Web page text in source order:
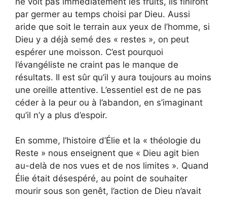
par germer au temps choisi par Dieu. Aussi
aride que soit le terrain aux yeux de l’homme, si
Dieu y a déjà semé des « restes », on peut
espérer une moisson. C’est pourquoi
l’évangéliste ne craint pas le manque de
résultats. Il est sûr qu’il y aura toujours au moins
une oreille attentive. L’essentiel est de ne pas
céder à la peur ou à l’abandon, en s’imaginant
qu’il n’y a plus d’espoir.
En somme, l’histoire d’Élie et la « théologie du
Reste » nous enseignent que « Dieu agit bien
au-delà de nos vues et de nos limites ». Quand
Élie était désespéré, au point de souhaiter
mourir sous son genêt, l’action de Dieu n’avait